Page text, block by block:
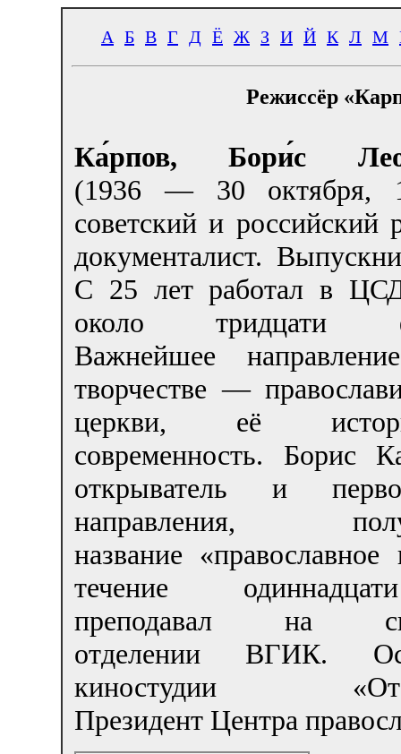
А Б В Г Д Ё Ж З И Й К Л М
Режиссёр
Ка́рпов, Бори́с
(1936 — 30 октября,
советский и российский
документалист.
С 25 лет работал в
около тридцати
Важнейшее
творчестве —
церкви, её
современность. Борис
открыватель и
направления,
название
течение
преподавал на
отделении ВГИК.
киностудии
Президент Центра